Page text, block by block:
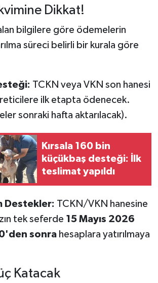
Dikkat!
bilgilere göre ödemelerin
süreci belirli bir kurala göre
TCKN veya VKN son hanesi
ilk etapta ödenecek.
sonraki hafta aktarılacak).
Kırsala 160 bin
küçükbaş desteği: İlk
teslimat yapıldı
Destekler: TCKN/VKN hanesine
tek seferde 15 Mayıs 2026
sonrahesaplara yatırılmaya
Katacak